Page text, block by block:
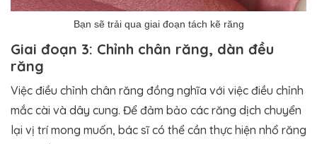
Bạn sẽ trải qua giai đoạn tách kẽ răng
Giai đoạn 3: Chỉnh chân răng, dàn đều
răng
Việc điều chỉnh chân răng đồng nghĩa với việc điều chỉnh
mắc cài và dây cung. Để đảm bảo các răng dịch chuyển
lại vị trí mong muốn, bác sĩ có thể cần thực hiện nhổ răng